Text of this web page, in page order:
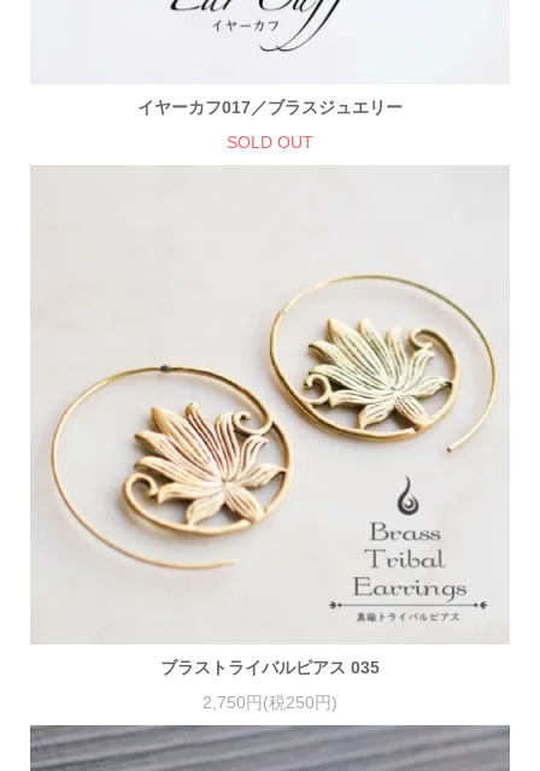
イヤーカフ017／ブラスジュエリー
SOLD OUT
ブラストライバルピアス 035
2,750円(税250円)